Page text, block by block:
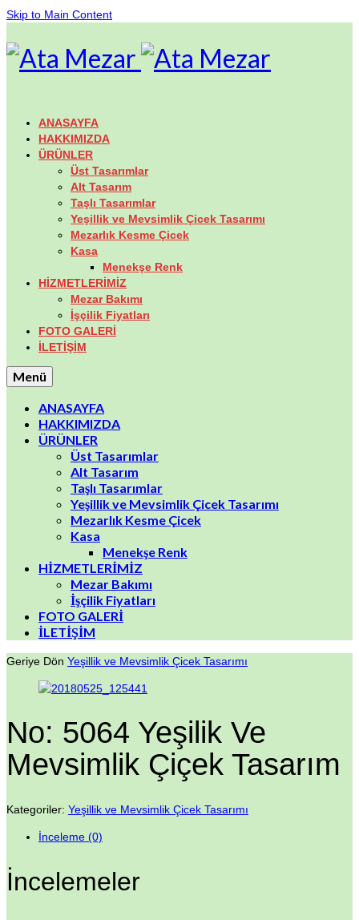
Skip to Main Content
ANASAYFA
HAKKIMIZDA
ÜRÜNLER
Üst Tasarımlar
Alt Tasarım
Taşlı Tasarımlar
Yeşillik ve Mevsimlik Çicek Tasarımı
Mezarlık Kesme Çicek
Kasa
Menekşe Renk
HİZMETLERİMİZ
Mezar Bakımı
İşçilik Fiyatları
FOTO GALERİ
İLETİŞİM
Menü
ANASAYFA
HAKKIMIZDA
ÜRÜNLER
Üst Tasarımlar
Alt Tasarım
Taşlı Tasarımlar
Yeşillik ve Mevsimlik Çicek Tasarımı
Mezarlık Kesme Çicek
Kasa
Menekşe Renk
HİZMETLERİMİZ
Mezar Bakımı
İşçilik Fiyatları
FOTO GALERİ
İLETİŞİM
Geriye Dön Yeşillik ve Mevsimlik Çicek Tasarımı
No: 5064 Yeşilik Ve
Mevsimlik Çiçek Tasarım
Kategoriler: Yeşillik ve Mevsimlik Çicek Tasarımı
İnceleme (0)
İncelemeler